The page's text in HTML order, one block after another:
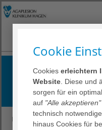
Mit Liebe zum Leben
Klinikum Hagen Ihr Aufenthalt
Cookie
Cookieserleichtern
Website . Diese und
sorgen für ein
auf "Alle akzeptieren"
technisch
hinaus Cookies für